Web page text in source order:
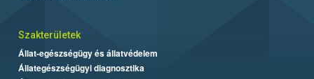
Szakterületek
Állat-egészségügy és állatvédelem
Állategészségügyi diagnosztika